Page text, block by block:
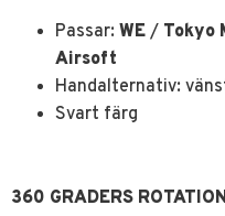
Passar: WE / Tokyo
Airsoft
Handalternativ:
Svart färg
360 GRADERS